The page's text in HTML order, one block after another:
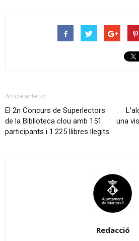
Article anterior
El 2n Concurs de Superlectors
de la Biblioteca clou amb 151
participants i 1.225 llibres llegits
una
Redacció